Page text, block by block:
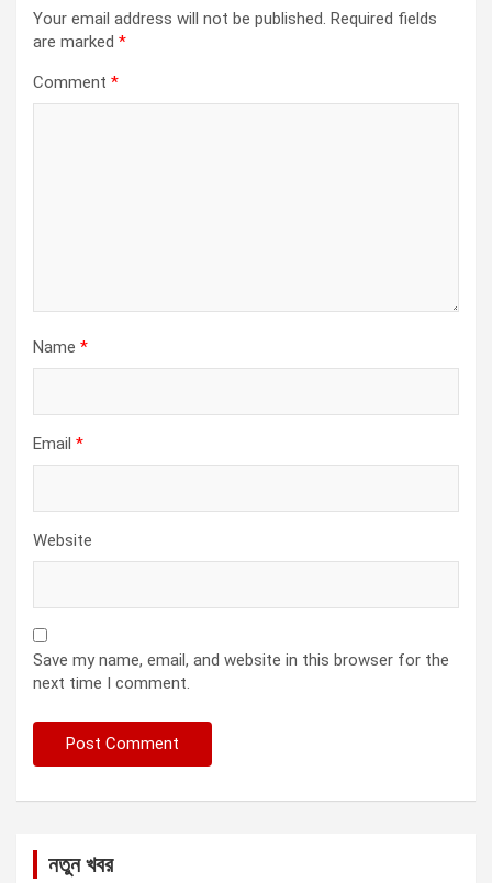
Your email address will not be published. Required fields
are marked *
Comment *
Name *
Email *
Website
Save my name, email, and website in this browser for the
next time I comment.
নতুন খবর